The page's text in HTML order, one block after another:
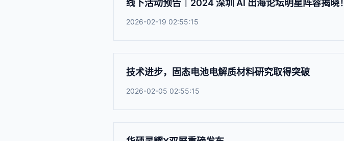
线下活动预告｜2024 深圳 AI 出海论坛明星阵容揭晓！
2026-02-19 02:55:15
技术进步，固态电池电解质材料研究取得突破
2026-02-05 02:55:15